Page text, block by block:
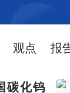
观点 报
碳化钨